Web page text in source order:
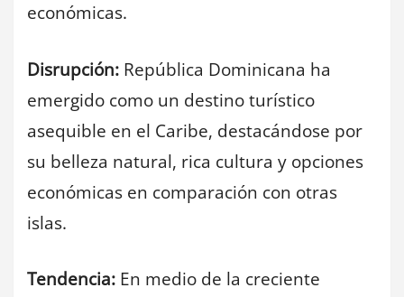
económicas.
Disrupción: República Dominicana ha
emergido como un destino turístico
asequible en el Caribe, destacándose por
su belleza natural, rica cultura y opciones
económicas en comparación con otras
islas.
Tendencia: En medio de la creciente